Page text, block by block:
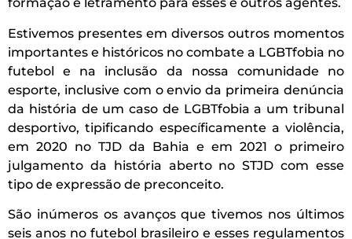
Estivemos presentes em diversos outros momentos
importantes e históricos no combate a LGBTfobia no
futebol e na inclusão da nossa comunidade no
esporte, inclusive com o envio da primeira denúncia
da história de um caso de LGBTfobia a um tribunal
desportivo, tipificando específicamente a violência,
em 2020 no TJD da Bahia e em 2021 o primeiro
julgamento da história aberto no STJD com esse
tipo de expressão de preconceito.
São inúmeros os avanços que tivemos nos últimos
seis anos no futebol brasileiro e esses regulamentos